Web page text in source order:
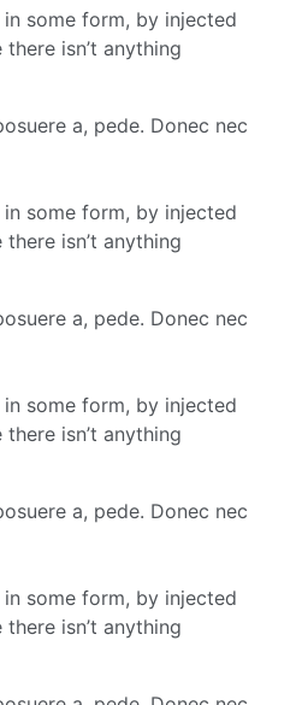
some form, by injected
isn’t anything
a, pede. Donec nec
some form, by injected
isn’t anything
a, pede. Donec nec
some form, by injected
isn’t anything
a, pede. Donec nec
some form, by injected
isn’t anything